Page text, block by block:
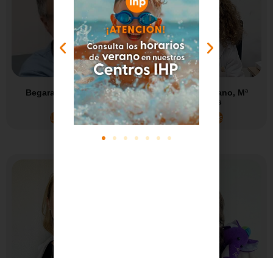
Begara de la Fuente,
Manuel
Leer más
Bernabé Moyano, Mª
Ángeles
Leer más